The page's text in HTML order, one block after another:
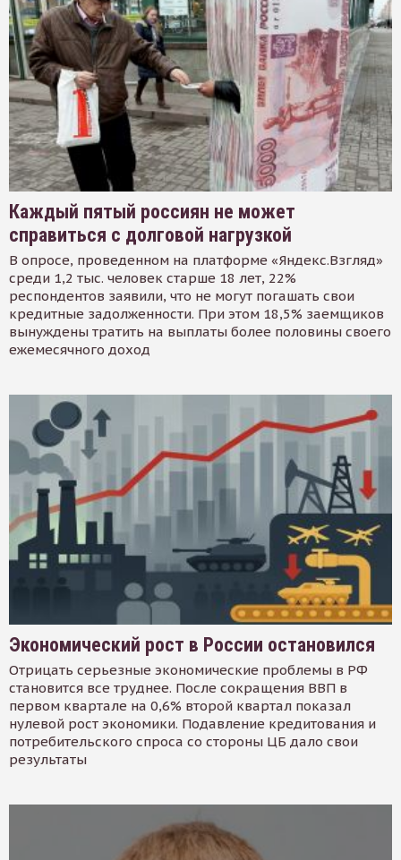
Каждый пятый россиян не может
справиться с долговой нагрузкой
В опросе, проведенном на платформе «Яндекс.Взгляд»
среди 1,2 тыс. человек старше 18 лет, 22%
респондентов заявили, что не могут погашать свои
кредитные задолженности. При этом 18,5% заемщиков
вынуждены тратить на выплаты более половины своего
ежемесячного доход
Экономический рост в России остановился
Отрицать серьезные экономические проблемы в РФ
становится все труднее. После сокращения ВВП в
первом квартале на 0,6% второй квартал показал
нулевой рост экономики. Подавление кредитования и
потребительского спроса со стороны ЦБ дало свои
результаты